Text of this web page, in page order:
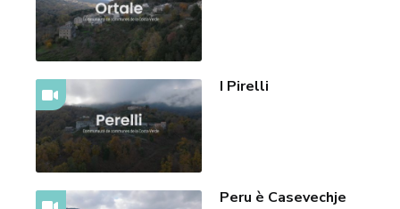
I Pirelli
Peru è Casevechje